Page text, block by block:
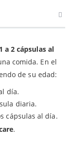
a 2 cápsulas al
comida. En el
de su edad:
día.
diaria.
cápsulas al día.
.